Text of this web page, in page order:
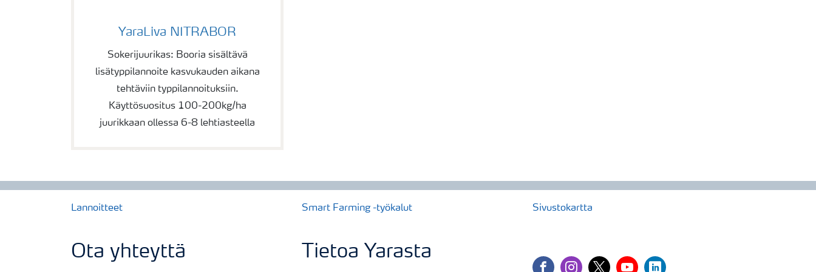
YaraLiva NITRABOR
Sokerijuurikas: Booria sisältävä
lisätyppilannoite kasvukauden aikana
tehtäviin typpilannoituksiin.
Käyttösuositus 100-200kg/ha
juurikkaan ollessa 6-8 lehtiasteella
Lannoitteet Smart Farming -työkalut Sivustokartta
Ota yhteyttä Tietoa Yarasta
facebookinstagram
twitteryoutubelinkedin